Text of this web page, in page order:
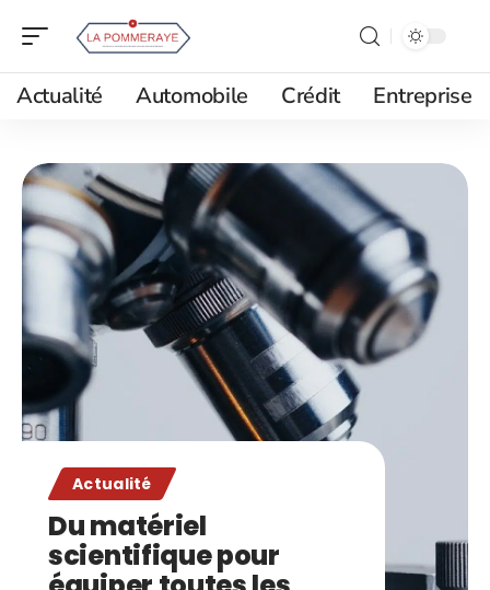
Actualité Automobile Crédit Entreprise
Actualité
Du matériel
scientifique pour